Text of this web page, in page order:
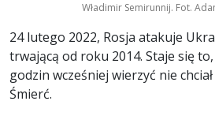
Władimir Semirunnij. Fot.
24 lutego 2022, Rosja atakuje
trwającą od roku 2014. Staje się
godzin wcześniej wierzyć nie
Śmierć.